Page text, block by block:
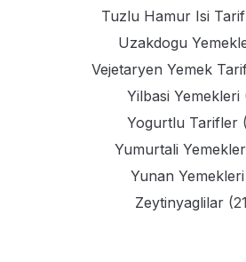
Tuzlu Hamur Isi
Uzakdogu
Vejetaryen Yemek
Yilbasi Yemekleri
Yogurtlu Tarifler
Yumurtali Yemekler
Yunan Yemekleri
Zeytinyaglilar